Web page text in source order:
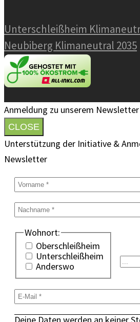
Unterschleißheim
Neubiberg Klimaneutral 2035
Anmeldung zu unserem Newsletter
CLOSE
Unterstützung der Initiative &
Newsletter
Wohnort:
Oberschleißheim
Unterschleißheim
Anderswo
Deine Daten werden an keiner